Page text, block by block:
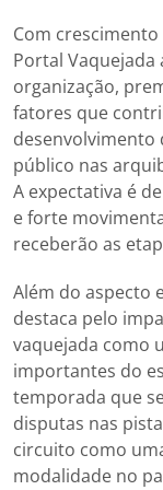
Com
Portal
organização,
fatores que
desenvolvimento
público nas
A expectativa é
e forte
receberão as
Além do aspecto
destaca pelo
vaquejada como
importantes do
temporada que
disputas nas
circuito como
modalidade no